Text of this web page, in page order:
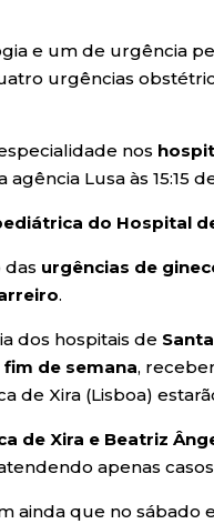
e um de urgência
urgências
nos
Lusa às 15:15
do Hospital
das urgências de
.
dos hospitais de
de semana,
de Xira (Lisboa)
de Xira e Beatriz
apenas
ainda que no sábado